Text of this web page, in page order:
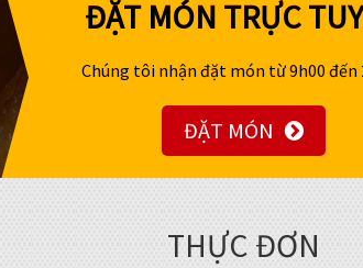
ĐẶT MÓN TRỰC
Chúng tôi nhận đặt món từ 9h00 đến
ĐẶT MÓN
THỰC ĐƠN